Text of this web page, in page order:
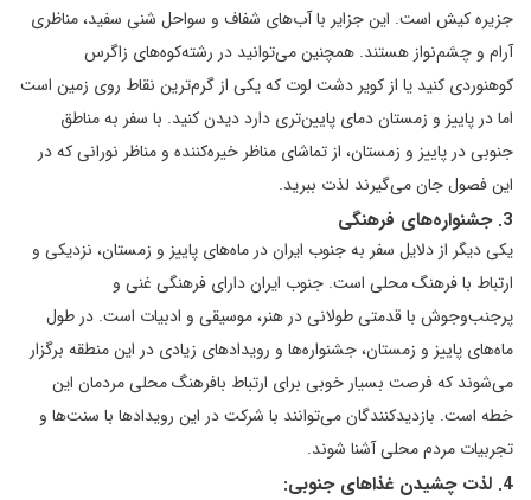
جزیره کیش است. این جزایر با آب‌های شفاف و سواحل شنی سفید، مناظری
آرام و چشم‌نواز هستند. همچنین می‌توانید در رشته‌کوه‌های زاگرس
کوهنوردی کنید یا از کویر دشت لوت که یکی از گرم‌ترین نقاط روی زمین است
اما در پاییز و زمستان دمای پایین‌تری دارد دیدن کنید. با سفر به مناطق
جنوبی در پاییز و زمستان، از تماشای مناظر خیره‌کننده و مناظر نورانی که در
این فصول جان می‌گیرند لذت ببرید.
3. جشنواره‌های فرهنگی
یکی دیگر از دلایل سفر به جنوب ایران در ماه‌های پاییز و زمستان، نزدیکی و
ارتباط با فرهنگ محلی است. جنوب ایران دارای فرهنگی غنی و
پرجنب‌وجوش با قدمتی طولانی در هنر، موسیقی و ادبیات است. در طول
ماه‌های پاییز و زمستان، جشنواره‌ها و رویدادهای زیادی در این منطقه برگزار
می‌شوند که فرصت بسیار خوبی برای ارتباط بافرهنگ محلی مردمان این
خطه است. بازدیدکنندگان می‌توانند با شرکت در این رویدادها با سنت‌ها و
تجربیات مردم محلی آشنا شوند.
4. لذت چشیدن غذاهای جنوبی: